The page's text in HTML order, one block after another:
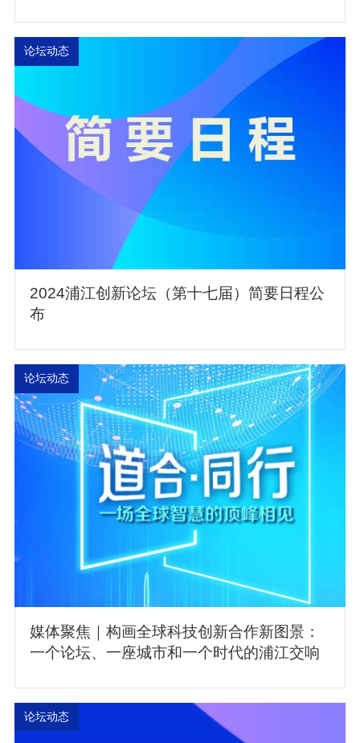
论坛动态
2024浦江创新论坛（第十七届）简要日程公
布
论坛动态
媒体聚焦｜构画全球科技创新合作新图景：
一个论坛、一座城市和一个时代的浦江交响
论坛动态